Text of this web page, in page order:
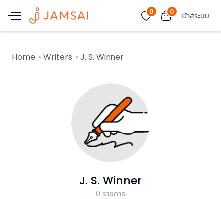
0 0 เข้าสู่ระบบ
Home Writers J. S. Winner
J. S. Winner
0 รายการ